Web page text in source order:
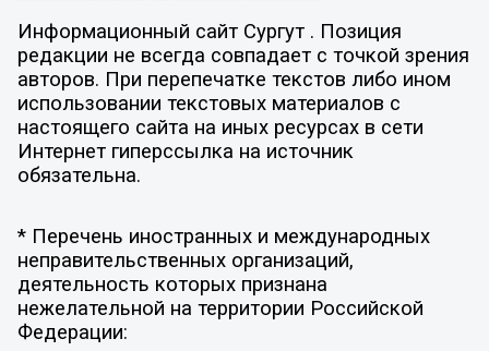
Информационный сайт Сургут . Позиция
редакции не всегда совпадает с точкой зрения
авторов. При перепечатке текстов либо ином
использовании текстовых материалов с
настоящего сайта на иных ресурсах в сети
Интернет гиперссылка на источник
обязательна.
* Перечень иностранных и международных
неправительственных организаций,
деятельность которых признана
нежелательной на территории Российской
Федерации: